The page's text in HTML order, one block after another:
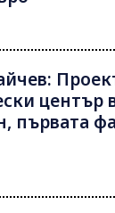
център
първата